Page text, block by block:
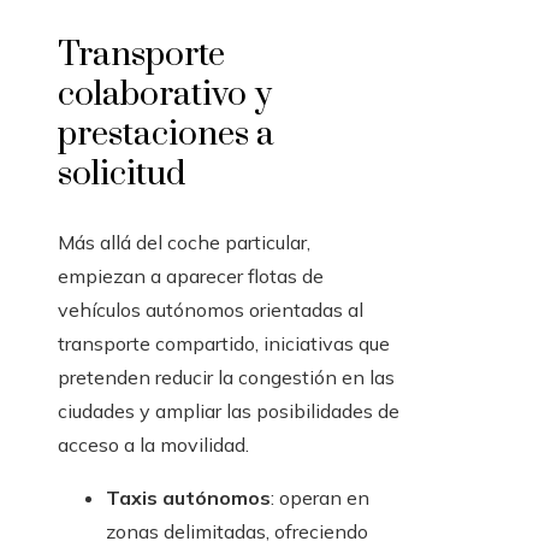
Transporte
colaborativo y
prestaciones a
solicitud
Más allá del coche particular,
empiezan a aparecer flotas de
vehículos autónomos orientadas al
transporte compartido, iniciativas que
pretenden reducir la congestión en las
ciudades y ampliar las posibilidades de
acceso a la movilidad.
Taxis autónomos: operan en
zonas delimitadas, ofreciendo